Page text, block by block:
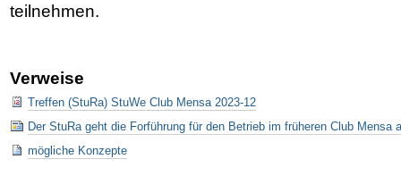
teilnehmen.
Verweise
Treffen (StuRa) StuWe Club Mensa 2023-12
Der StuRa geht die Forführung für den Betrieb im früheren Club Mensa
mögliche Konzepte